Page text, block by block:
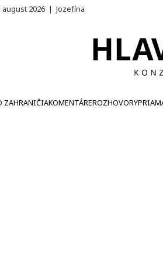
august 2026 | Jozefína
ZAHRANIČIAKOMENTÁREROZHOVORY